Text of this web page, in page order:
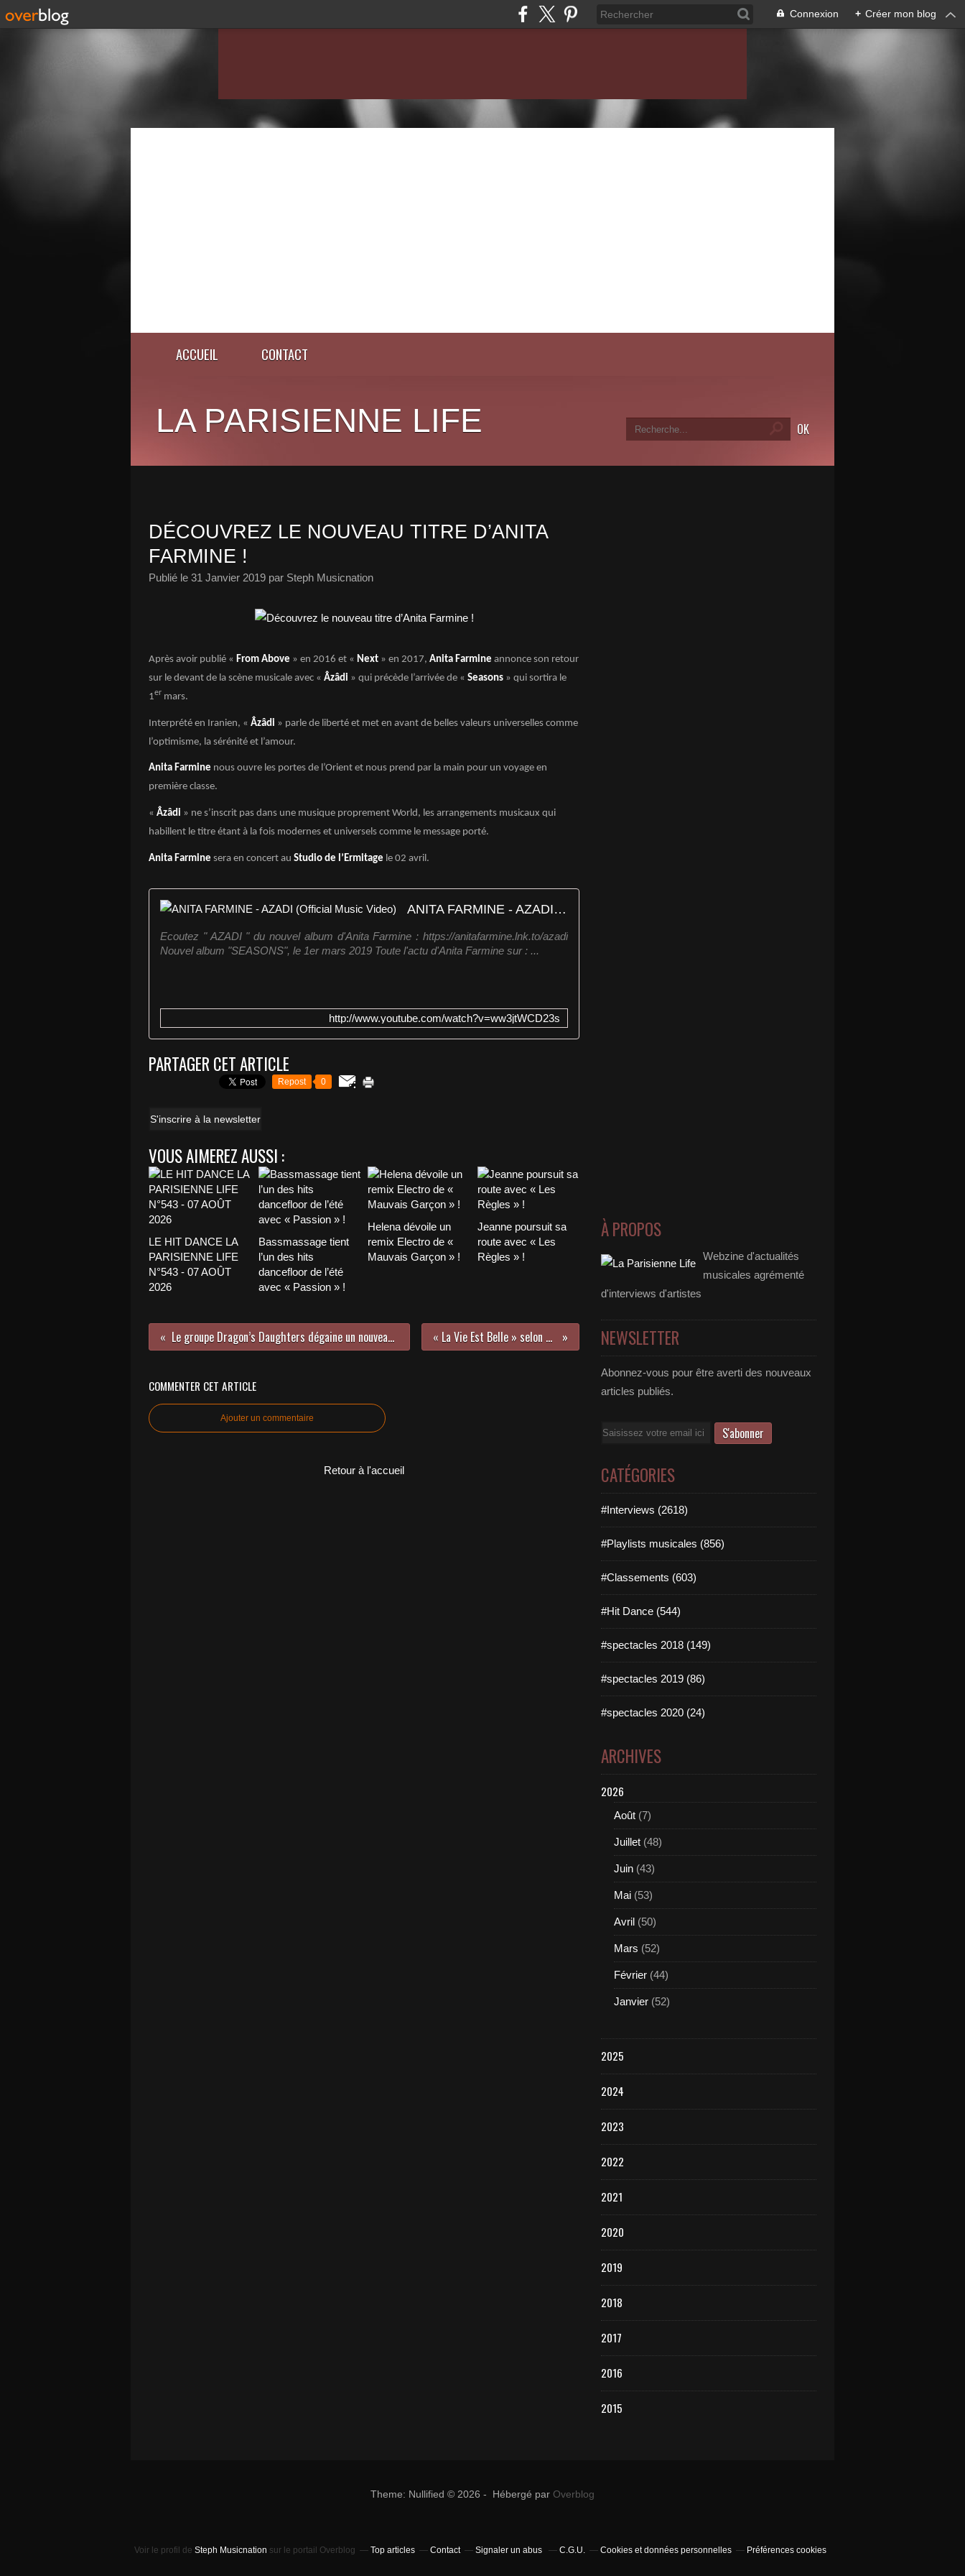
Connexion + Créer mon blog
ACCUEIL CONTACT
LA PARISIENNE LIFE
DÉCOUVREZ LE NOUVEAU TITRE D’ANITA
FARMINE !
Publié le 31 Janvier 2019 par Steph Musicnation
Après avoir publié « From Above » en 2016 et « Next » en 2017, Anita Farmine annonce son retour
sur le devant de la scène musicale avec « Âzâdi » qui précède l’arrivée de « Seasons » qui sortira le
1er mars.
Interprété en Iranien, « Âzâdi » parle de liberté et met en avant de belles valeurs universelles comme
l’optimisme, la sérénité et l’amour.
Anita Farmine nous ouvre les portes de l’Orient et nous prend par la main pour un voyage en
première classe.
« Âzâdi » ne s’inscrit pas dans une musique proprement World, les arrangements musicaux qui
habillent le titre étant à la fois modernes et universels comme le message porté.
Anita Farmine sera en concert au Studio de l’Ermitage le 02 avril.
ANITA FARMINE - AZADI (Official Music Video)
Ecoutez " AZADI " du nouvel album d'Anita Farmine : https://anitafarmine.lnk.to/azadi
Nouvel album "SEASONS", le 1er mars 2019 Toute l'actu d'Anita Farmine sur : ...
http://www.youtube.com/watch?v=ww3jtWCD23s
PARTAGER CET ARTICLE
Repost 0
S'inscrire à la newsletter
VOUS AIMEREZ AUSSI :
LE HIT DANCE LA
PARISIENNE LIFE
N°543 - 07 AOÛT
2026
Bassmassage tient
l’un des hits
dancefloor de l’été
avec « Passion » !
Helena dévoile un
remix Electro de «
Mauvais Garçon » !
Jeanne poursuit sa
route avec « Les
Règles » !
Le groupe Dragon’s Daughters dégaine un nouveau clip ! « La Vie Est Belle » selon Yuli !
COMMENTER CET ARTICLE
Ajouter un commentaire
Retour à l'accueil
À PROPOS
Webzine d'actualités
musicales agrémenté
d'interviews d'artistes
NEWSLETTER
Abonnez-vous pour être averti des nouveaux
articles publiés.
Email
CATÉGORIES
#Interviews (2618)
#Playlists musicales (856)
#Classements (603)
#Hit Dance (544)
#spectacles 2018 (149)
#spectacles 2019 (86)
#spectacles 2020 (24)
ARCHIVES
2026
Août (7)
Juillet (48)
Juin (43)
Mai (53)
Avril (50)
Mars (52)
Février (44)
Janvier (52)
2025
2024
2023
2022
2021
2020
2019
2018
2017
2016
2015
Theme: Nullified © 2026 - Hébergé par Overblog
Voir le profil de Steph Musicnation sur le portail Overblog Top articles Contact Signaler un abus C.G.U. Cookies et données personnelles Préférences cookies